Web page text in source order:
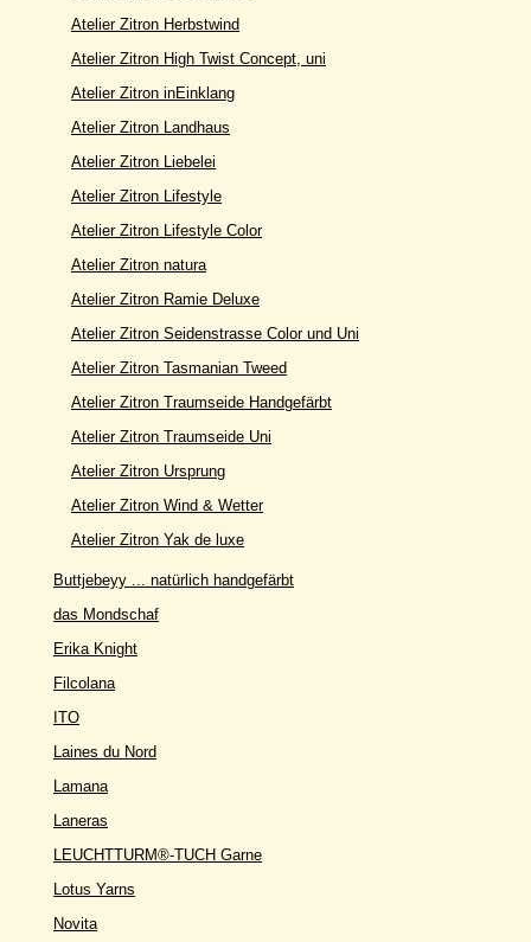
Atelier Zitron Herbstwind
Atelier Zitron High Twist Concept, uni
Atelier Zitron inEinklang
Atelier Zitron Landhaus
Atelier Zitron Liebelei
Atelier Zitron Lifestyle
Atelier Zitron Lifestyle Color
Atelier Zitron natura
Atelier Zitron Ramie Deluxe
Atelier Zitron Seidenstrasse Color und Uni
Atelier Zitron Tasmanian Tweed
Atelier Zitron Traumseide Handgefärbt
Atelier Zitron Traumseide Uni
Atelier Zitron Ursprung
Atelier Zitron Wind & Wetter
Atelier Zitron Yak de luxe
Buttjebeyy ... natürlich handgefärbt
das Mondschaf
Erika Knight
Filcolana
ITO
Laines du Nord
Lamana
Laneras
LEUCHTTURM®-TUCH Garne
Lotus Yarns
Novita